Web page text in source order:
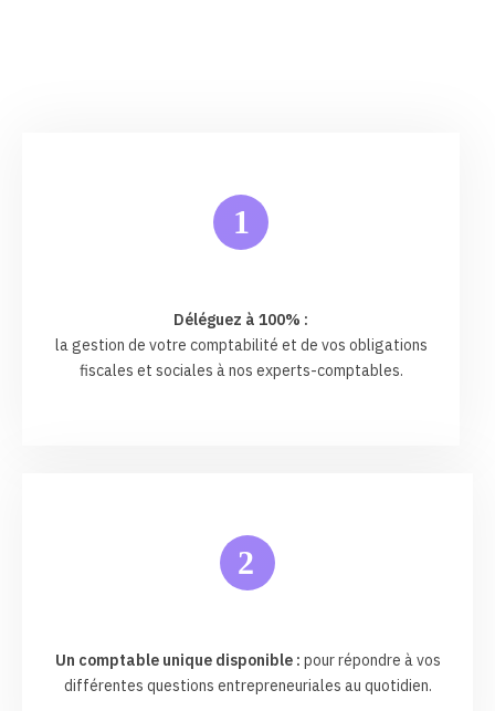
1
Déléguez à 100% :
la gestion de votre comptabilité et de vos obligations
fiscales et sociales à nos experts-comptables.
2
Un comptable unique disponible : pour répondre à vos
différentes questions entrepreneuriales au quotidien.